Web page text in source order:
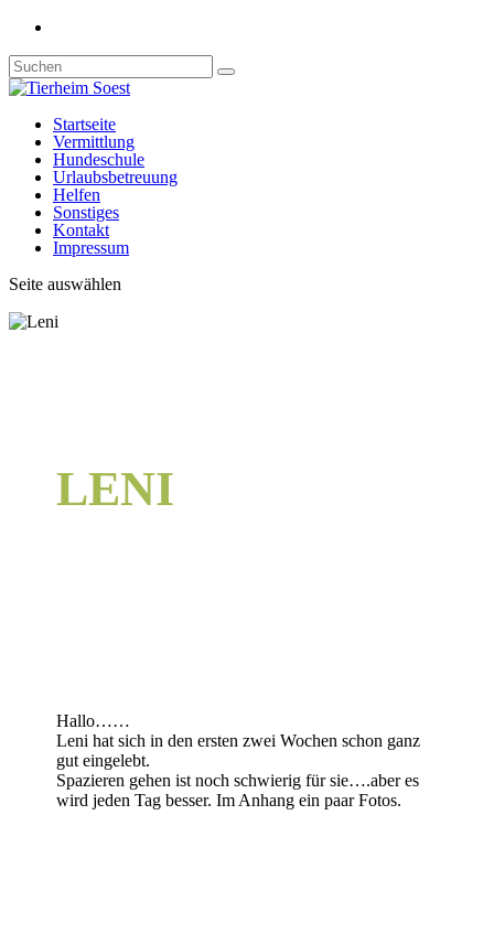
Startseite
Vermittlung
Hundeschule
Urlaubsbetreuung
Helfen
Sonstiges
Kontakt
Impressum
Seite auswählen
LENI
Hallo……
Leni hat sich in den ersten zwei Wochen schon ganz
gut eingelebt.
Spazieren gehen ist noch schwierig für sie….aber es
wird jeden Tag besser. Im Anhang ein paar Fotos.